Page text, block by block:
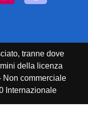
tranne dove
della licenza
Non commerciale
Internazionale